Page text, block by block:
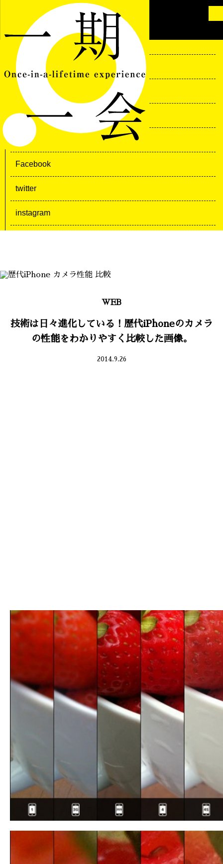
HOME
NEWS
WEB
FASHION
NOTES
Facebook
twitter
instagram
WEB
技術は日々進化している！歴代iPhoneのカメラ
の性能をわかりやすく比較した画像。
2014.9.26